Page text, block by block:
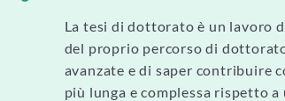
La tesi di dottorato è un lavoro
del proprio percorso di
avanzate e di saper contribuire
più lunga e complessa rispetto